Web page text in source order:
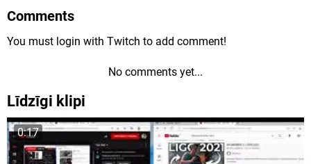
Comments
You must login with Twitch to add comment!
No comments yet...
Līdzīgi klipi
0:17